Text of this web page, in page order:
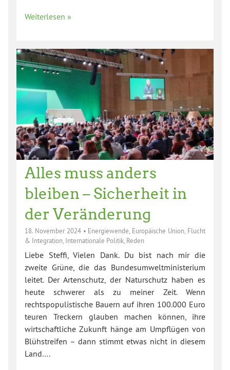
Weiterlesen »
Alles muss anders
bleiben – Sicherheit in
der Veränderung
18. November 2024• Energiewende Europäische Union Flucht
& Integration Internationale Politik Reden
Liebe Steffi, Vielen Dank. Du bist nach mir die
zweite Grüne, die das Bundesumweltministerium
leitet. Der Artenschutz, der Naturschutz haben es
heute schwerer als zu meiner Zeit. Wenn
rechtspopulistische Bauern auf ihren 100.000 Euro
teuren Treckern glauben machen können, ihre
wirtschaftliche Zukunft hänge am Umpflügen von
Blühstreifen – dann stimmt etwas nicht in diesem
Land….